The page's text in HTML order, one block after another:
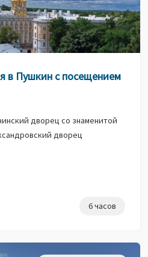
в Пушкин с посещением
дворец со знаменитой
дворец
6 часов